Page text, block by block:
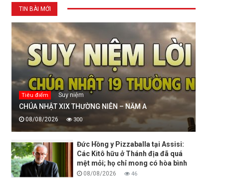
TIN BÀI MỚI
Tiêu điểm Suy niệm
CHÚA NHẬT XIX THƯỜNG NIÊN – NĂM A
08/08/2026 300
Đức Hồng y Pizzaballa tại Assisi:
Các Kitô hữu ở Thánh địa đã quá
mệt mỏi; họ chỉ mong có hòa bình
08/08/2026 46